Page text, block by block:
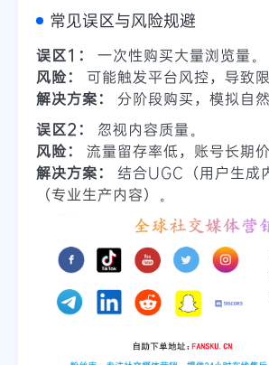
常见误区与风险规避
误区1：
一次性购买大量浏览量。
风险：
可能触发平台风控，导致限
解决方案：
分阶段购买，模拟自
误区2：
忽视内容质量。
风险：
流量留存率低，账号长期价
解决方案：
结合UGC（用户生成
（专业生产内容）。